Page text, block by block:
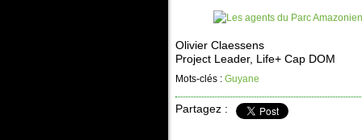
Olivier Claessens
Project Leader, Life+ Cap DOM
Mots-clés : Guyane
Partagez :